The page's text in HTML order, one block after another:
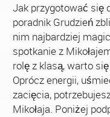
Jak przygotować się
poradnik Grudzień
nim najbardziej
spotkanie z
rolę z klasą, warto
Oprócz energii,
zacięcia,
Mikołaja. Poniżej